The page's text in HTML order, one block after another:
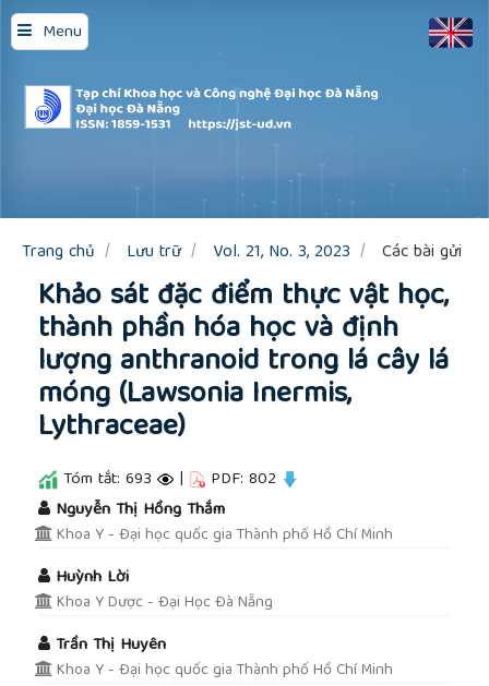
Menu
Quick
jump
to
page
content
Main
Sidebar
Trang chủ Lưu trữ Vol. 21, No. 3, 2023 Các bài gửi
Khảo sát đặc điểm thực vật học,
thành phần hóa học và định
lượng anthranoid trong lá cây lá
móng (Lawsonia Inermis,
Lythraceae)
Tóm tắt: 693 | PDF: 802
Nguyễn Thị Hồng Thắm
Khoa Y - Đại học quốc gia Thành phố Hồ Chí Minh
Huỳnh Lời
Khoa Y Dược - Đại Học Đà Nẵng
Trần Thị Huyên
Khoa Y - Đại học quốc gia Thành phố Hồ Chí Minh